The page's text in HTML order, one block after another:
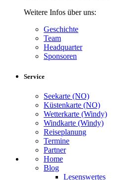
Weitere Infos über uns:
Geschichte
Team
Headquarter
Sponsoren
Service
Seekarte (NO)
Küstenkarte (NO)
Wetterkarte (Windy)
Windkarte (Windy)
Reiseplanung
Termine
Partner
Home
Blog
Lesenswertes